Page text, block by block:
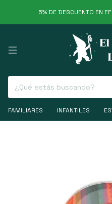
5% DE DESCUENTO EN
FAMILIARES INFANTILES